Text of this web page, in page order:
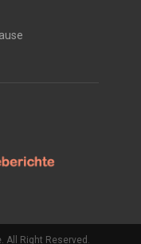
All Right Reserved.